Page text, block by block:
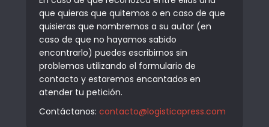
que quieras que quitemos o en caso de que
quisieras que nombremos a su autor (en
caso de que no hayamos sabido
encontrarlo) puedes escribirnos sin
problemas utilizando el formulario de
contacto y estaremos encantados en
atender tu petición.
Contáctanos: contacto@logisticapress.com